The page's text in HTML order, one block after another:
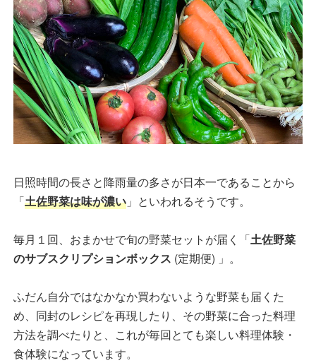
日照時間の長さと降雨量の多さが日本一であることから
「土佐野菜は味が濃い 」といわれるそうです。
毎月１回、おまかせで旬の野菜セットが届く「土佐野菜
のサブスクリプションボックス (定期便) 」。
ふだん自分ではなかなか買わないような野菜も届くた
め、同封のレシピを再現したり、その野菜に合った料理
方法を調べたりと、これが毎回とても楽しい料理体験・
食体験になっています。